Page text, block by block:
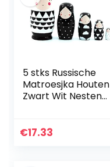
5 stks Russische
Matroesjka Houten
Zwart Wit Nesten
Speelgoed Gift
€17.33